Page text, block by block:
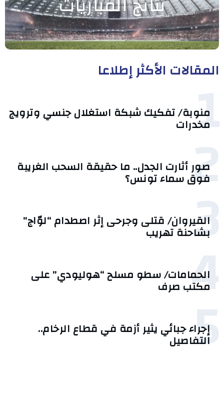
المقالات الأكثر إطلاعا
1
منوبة/ تفكيك شبكة استغلال جنسي وترويج
مخدرات
2
صور أثارت الجدل.. ما حقيقة السحب الغريبة
فوق سماء تونس؟
3
القيروان/ قتلى وجرحى إثر اصطدام “لوّاج”
بشاحنة تهريب
4
الحمامات/ سطو مسلح “هوليودي” على
مكتب صرف
5
إجراء جبائي يثير أزمة في قطاع الرخام..
التفاصيل